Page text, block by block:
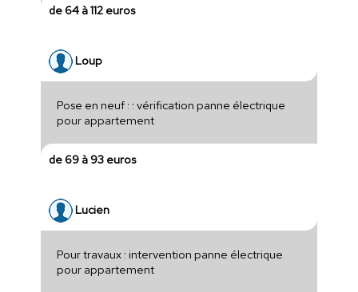
de 64 à 112 euros
Loup
Pose en neuf : : vérification panne électrique
pour appartement
de 69 à 93 euros
Lucien
Pour travaux : intervention panne électrique
pour appartement